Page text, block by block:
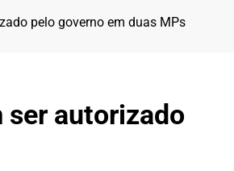
pelo governo em duas MPs
ser autorizado